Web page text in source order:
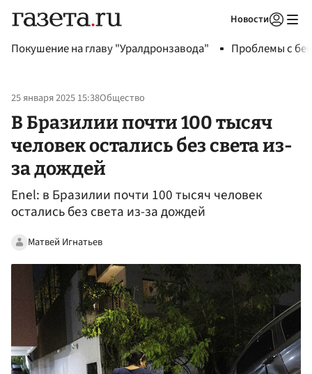
Новости
Покушение на главу "Уралдронзавода" Проблемы с
25 января 2025 15:38Общество
В Бразилии почти 100 тысяч
человек остались без света из-
за дождей
Enel: в Бразилии почти 100 тысяч человек
остались без света из-за дождей
Матвей Игнатьев